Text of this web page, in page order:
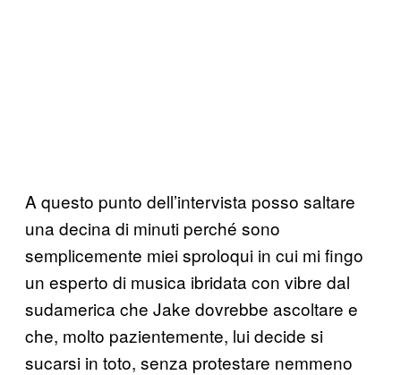
A questo punto dell’intervista posso saltare
una decina di minuti perché sono
semplicemente miei sproloqui in cui mi fingo
un esperto di musica ibridata con vibre dal
sudamerica che Jake dovrebbe ascoltare e
che, molto pazientemente, lui decide si
sucarsi in toto, senza protestare nemmeno